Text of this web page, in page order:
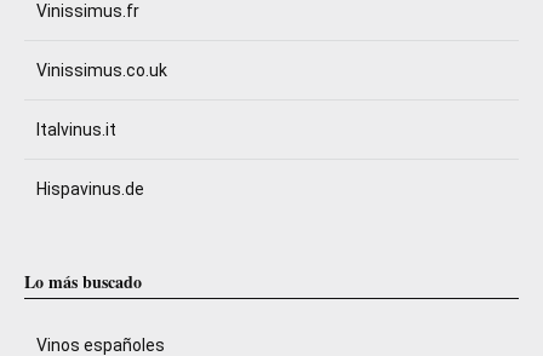
Vinissimus.fr
Vinissimus.co.uk
Italvinus.it
Hispavinus.de
Lo más buscado
Vinos españoles